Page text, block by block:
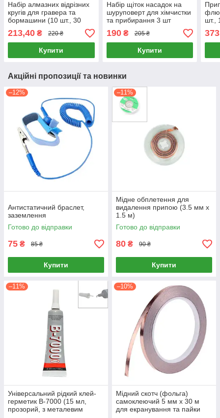
Набір алмазних відрізних
кругів для гравера та
бормашини (10 шт., 30
мм)
213,40 ₴ 220 ₴
Купити
Набір щіток насадок на
шуруповерт для хімчистки
та прибирання 3 шт
190₴ 205 ₴
Купити
шт.,
Акційні пропозиції та новинки
–12%
Антистатичний браслет,
заземлення
Готово до відправки
75 ₴ 85 ₴
Купити
–11%
Мідне обплетення для
видалення припою (3.5 мм х
1.5 м)
Готово до відправки
80 ₴ 90 ₴
Купити
–11%
Універсальний рідкий клей-
герметик B-7000 (15 мл,
прозорий, з металевим
–10%
Мідний скотч (фольга)
самоклеючий 5 мм х 30 м
для екранування та пайки